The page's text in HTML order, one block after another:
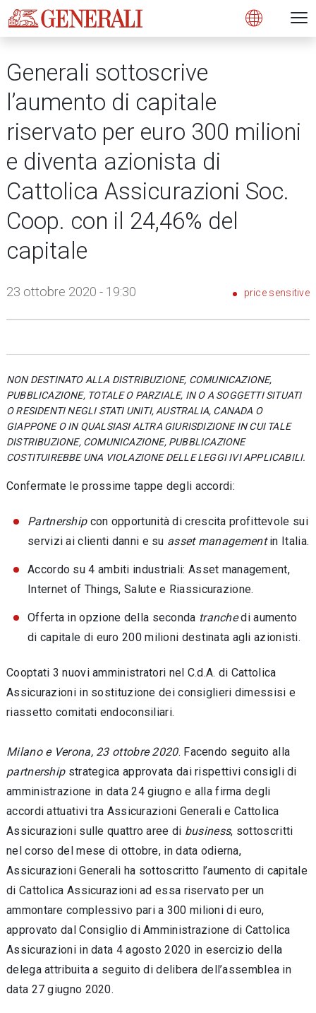
Open
Generali sottoscrive
l’aumento di capitale
riservato per euro 300 milioni
e diventa azionista di
Cattolica Assicurazioni Soc.
Coop. con il 24,46% del
capitale
23 ottobre 2020 - 19:30 price sensitive
NON DESTINATO ALLA DISTRIBUZIONE, COMUNICAZIONE,
PUBBLICAZIONE, TOTALE O PARZIALE, IN O A SOGGETTI SITUATI
O RESIDENTI NEGLI STATI UNITI, AUSTRALIA, CANADA O
GIAPPONE O IN QUALSIASI ALTRA GIURISDIZIONE IN CUI TALE
DISTRIBUZIONE, COMUNICAZIONE, PUBBLICAZIONE
COSTITUIREBBE UNA VIOLAZIONE DELLE LEGGI IVI APPLICABILI.
Confermate le prossime tappe degli accordi:
Partnership con opportunità di crescita profittevole sui
servizi ai clienti danni e su asset managementin Italia.
Accordo su 4 ambiti industriali: Asset management,
Internet of Things, Salute e Riassicurazione.
Offerta in opzione della seconda tranchedi aumento
di capitale di euro 200 milioni destinata agli azionisti.
Cooptati 3 nuovi amministratori nel C.d.A. di Cattolica
Assicurazioni in sostituzione dei consiglieri dimessisi e
riassetto comitati endoconsiliari.
Milano e Verona, 23 ottobre 2020. Facendo seguito alla
partnership strategica approvata dai rispettivi consigli di
amministrazione in data 24 giugno e alla firma degli
accordi attuativi tra Assicurazioni Generali e Cattolica
Assicurazioni sulle quattro aree di business, sottoscritti
nel corso del mese di ottobre, in data odierna,
Assicurazioni Generali ha sottoscritto l’aumento di capitale
di Cattolica Assicurazioni ad essa riservato per un
ammontare complessivo pari a 300 milioni di euro,
approvato dal Consiglio di Amministrazione di Cattolica
Assicurazioni in data 4 agosto 2020 in esercizio della
delega attribuita a seguito di delibera dell’assemblea in
data 27 giugno 2020.